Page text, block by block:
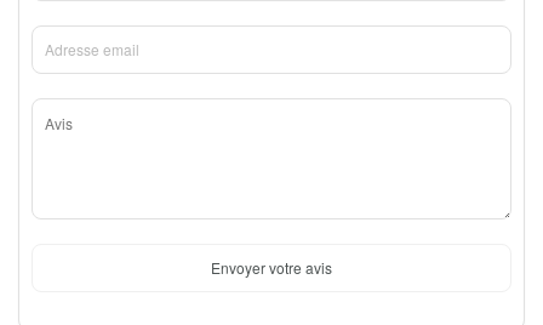
Envoyer votre avis